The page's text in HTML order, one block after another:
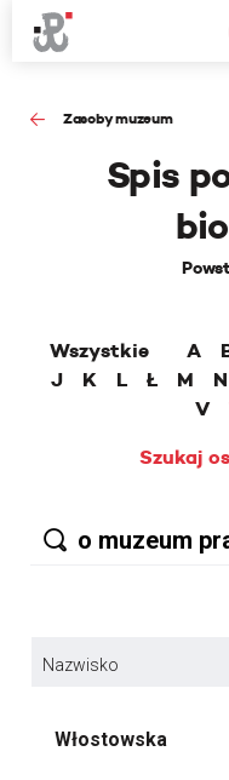
Zasoby muzeum
Spis
Wszystkie A
J
K L Ł M N
V
Szukaj
Nazwisko
Włostowska